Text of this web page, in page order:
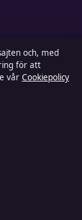
och, med
för att
vår Cookiepolicy